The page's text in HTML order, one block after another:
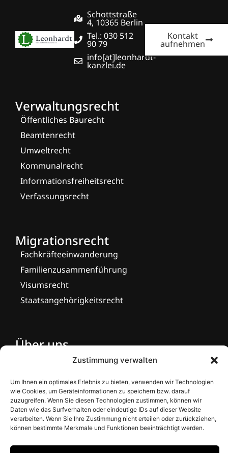
Zustimmung verwalten
Um Ihnen ein optimales Erlebnis zu bieten, verwenden wir Technologien
wie Cookies, um Geräteinformationen zu speichern bzw. darauf
zuzugreifen. Wenn Sie diesen Technologien zustimmen, können wir
Daten wie das Surfverhalten oder eindeutige IDs auf dieser Website
verarbeiten. Wenn Sie Ihre Zustimmung nicht erteilen oder zurückziehen,
können bestimmte Merkmale und Funktionen beeinträchtigt werden.
Schottstraße
4, 10365 Berlin
Tel.: 030 512
90 79
info[at]leonhardt-
kanzlei.de
Kontakt
aufnehmen
Verwaltungsrecht
Öffentliches Baurecht
Beamtenrecht
Umweltrecht
Kommunalrecht
Informationsfreiheitsrecht
Verfassungsrecht
Migrationsrecht
Fachkräfteeinwanderung
Familienzusammenführung
Visumsrecht
Staatsangehörigkeitsrecht
Über uns
Preise
Aktuelles
Kontakt